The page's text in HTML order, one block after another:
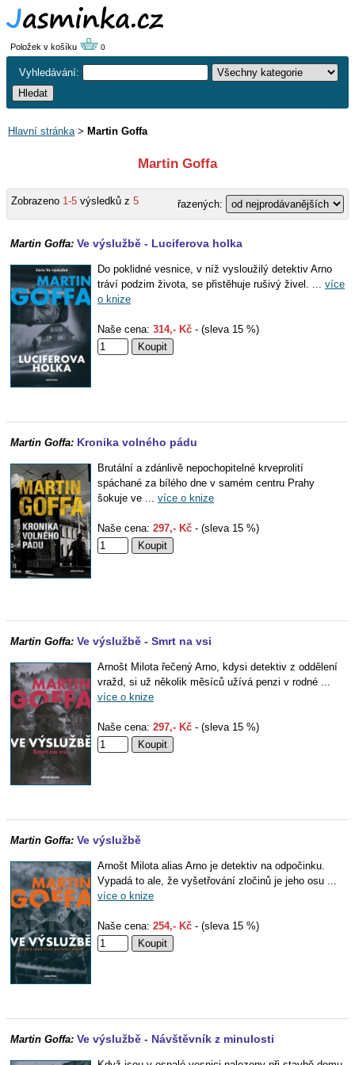
Položek v košíku 0
Vyhledávání:
Hlavní stránka> Martin Goffa
Martin Goffa
Zobrazeno 1-5 výsledků z 5 řazených:
Martin Goffa: Ve výslužbě - Luciferova holka
Do poklidné vesnice, v níž vysloužilý detektiv Arno
tráví podzim života, se přistěhuje rušivý živel. ... více
o knize
Naše cena: 314,- Kč - (sleva 15 %)
Martin Goffa: Kronika volného pádu
Brutální a zdánlivě nepochopitelné krveprolití
spáchané za bílého dne v samém centru Prahy
šokuje ve ... více o knize
Naše cena: 297,- Kč - (sleva 15 %)
Martin Goffa: Ve výslužbě - Smrt na vsi
Arnošt Milota řečený Arno, kdysi detektiv z oddělení
vražd, si už několik měsíců užívá penzi v rodné ...
více o knize
Naše cena: 297,- Kč - (sleva 15 %)
Martin Goffa: Ve výslužbě
Arnošt Milota alias Arno je detektiv na odpočinku.
Vypadá to ale, že vyšetřování zločinů je jeho osu ...
více o knize
Naše cena: 254,- Kč - (sleva 15 %)
Martin Goffa: Ve výslužbě - Návštěvník z minulosti